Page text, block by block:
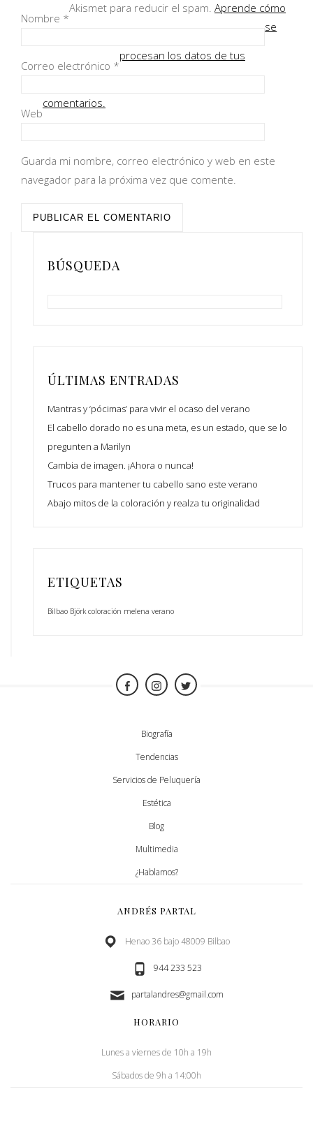
Nombre *
Correo electrónico *
Web
Guarda mi nombre, correo electrónico y web en este
navegador para la próxima vez que comente.
Akismet para reducir el spam. Aprende cómo
se
procesan los datos de tus
comentarios.
BÚSQUEDA
ÚLTIMAS ENTRADAS
Mantras y ‘pócimas’ para vivir el ocaso del verano
El cabello dorado no es una meta, es un estado, que se lo
pregunten a Marilyn
Cambia de imagen. ¡Ahora o nunca!
Trucos para mantener tu cabello sano este verano
Abajo mitos de la coloración y realza tu originalidad
ETIQUETAS
Bilbao Björk coloración melena verano
Biografía
Tendencias
Servicios de Peluquería
Estética
Blog
Multimedia
¿Hablamos?
ANDRÉS PARTAL
Henao 36 bajo 48009 Bilbao
944 233 523
partalandres@gmail.com
HORARIO
Lunes a viernes de 10h a 19h
Sábados de 9h a 14:00h